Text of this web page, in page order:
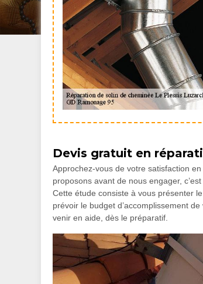
Devis gratuit en
Approchez-vous de votre satisfaction
proposons avant de nous engager,
Cette étude consiste à vous présenter
prévoir le budget d’accomplissement
venir en aide, dès le préparatif.